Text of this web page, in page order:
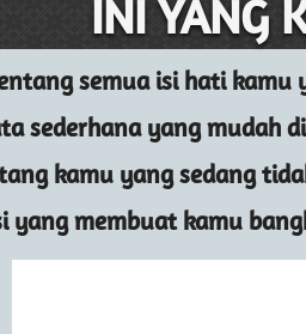
INI YANG
semua isi hati kamu
sederhana yang mudah
kamu yang sedang
yang membuat kamu